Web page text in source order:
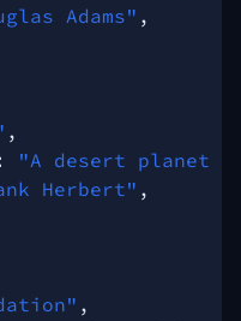
Adams" ,
,
"A desert planet
Herbert" ,
,